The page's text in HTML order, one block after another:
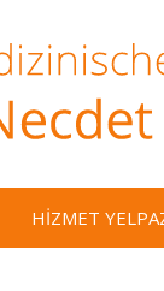
HIZMET